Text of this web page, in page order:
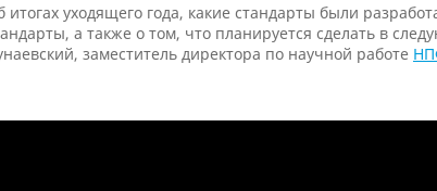
итогах уходящего года, какие стандарты были
а также о том, что планируется сделать в
заместитель директора по научной работе